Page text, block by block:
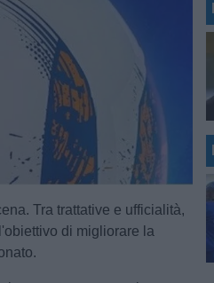
Tra trattative e ufficialità,
di migliorare la